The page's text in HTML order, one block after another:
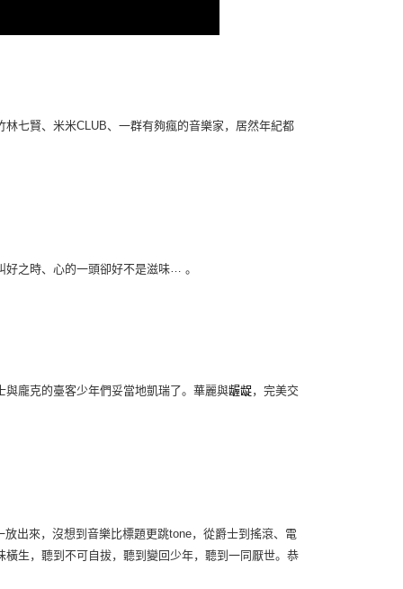
林七賢、米米CLUB、一群有夠瘋的音樂家，居然年紀都
好之時、心的一頭卻好不是滋味… 。
龐克的臺客少年們妥當地凱瑞了。華麗與龌龊，完美交
放出來，沒想到音樂比標題更跳tone，從爵士到搖滾、電
生，聽到不可自拔，聽到變回少年，聽到一同厭世。恭